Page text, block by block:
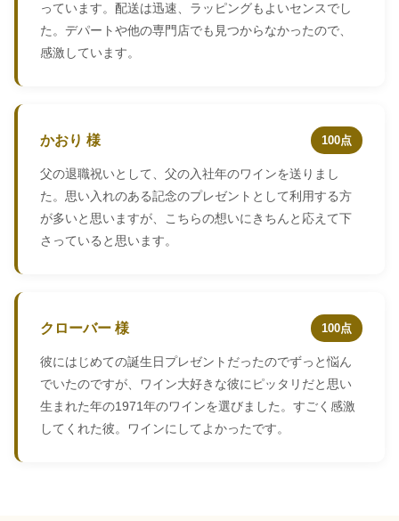
っています。配送は迅速、ラッピングもよいセンスでし
た。デパートや他の専門店でも見つからなかったので、
感激しています。
かおり 様 100点
父の退職祝いとして、父の入社年のワインを送りまし
た。思い入れのある記念のプレゼントとして利用する方
が多いと思いますが、こちらの想いにきちんと応えて下
さっていると思います。
クローバー 様 100点
彼にはじめての誕生日プレゼントだったのでずっと悩ん
でいたのですが、ワイン大好きな彼にピッタリだと思い
生まれた年の1971年のワインを選びました。すごく感激
してくれた彼。ワインにしてよかったです。